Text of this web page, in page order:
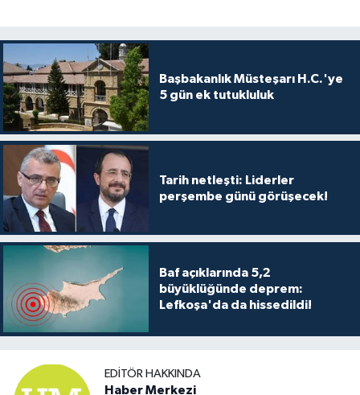
Başbakanlık Müsteşarı H.C.'ye
5 gün ek tutukluluk
Tarih netleşti: Liderler
perşembe günü görüşecek!
Baf açıklarında 5,2
büyüklüğünde deprem:
Lefkoşa'da da hissedildi!
EDITÖR HAKKINDA
Haber Merkezi